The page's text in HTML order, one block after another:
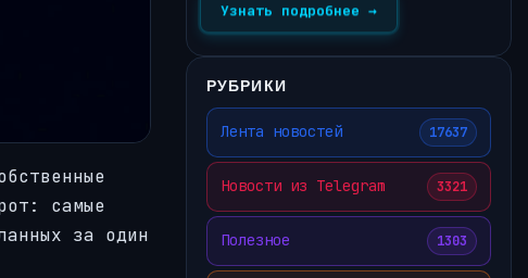
самые
за один
Узнать подробнее →
РУБРИКИ
Лента новостей 17637
Новости из Telegram 3321
Полезное 1303